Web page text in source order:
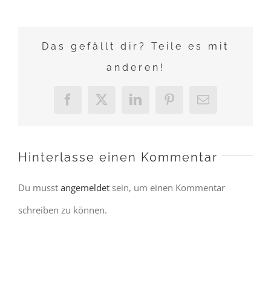
Das gefällt dir? Teile es mit
anderen!
Facebook
X LinkedInPinterest
E-
Hinterlasse einen Kommentar
Du musst angemeldet sein, um einen Kommentar
schreiben zu können.